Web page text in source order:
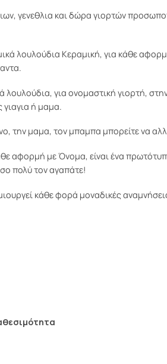
γενεθλια και δώρα γιορτών
λουλούδια Κεραμική, για κάθε
για ονομαστική γιορτή,
γιαγια ή μαμα.
μαμα, τον μπαμπα μπορείτε να
αφορμή με Όνομα, είναι ένα
πολύ τον αγαπάτε!
κάθε φορά μοναδικές